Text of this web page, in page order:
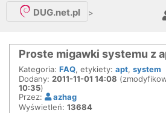
DUG.net.pl >
Proste migawki systemu z
Kategoria: FAQ, etykiety: apt, system
Dodany: 2011-11-01 14:08
10:35)
Przez:
azhag
Wyświetleń: 13684